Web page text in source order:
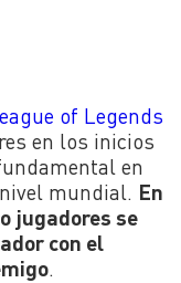
of Legends
en los inicios
en
mundial. En
jugadores se
con el
.